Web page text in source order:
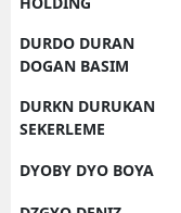
DURDO DURAN
DOGAN BASIM
DURKN DURUKAN
SEKERLEME
DYOBY DYO BOYA